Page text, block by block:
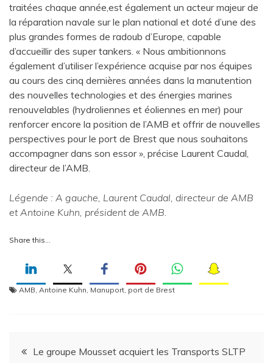
traitées chaque année,est également un acteur majeur de
la réparation navale sur le plan national et doté d’une des
plus grandes formes de radoub d’Europe, capable
d’accueillir des super tankers. « Nous ambitionnons
également d’utiliser l’expérience acquise par nos équipes
au cours des cinq dernières années dans la manutention
des nouvelles technologies et des énergies marines
renouvelables (hydroliennes et éoliennes en mer) pour
renforcer encore la position de l’AMB et offrir de nouvelles
perspectives pour le port de Brest que nous souhaitons
accompagner dans son essor », précise Laurent Caudal,
directeur de l’AMB.
Légende : A gauche, Laurent Caudal, directeur de AMB
et Antoine Kuhn, président de AMB.
Share this…
AMB Antoine Kuhn Manuport port de Brest
Navigation
Le groupe Mousset acquiert les Transports SLTP